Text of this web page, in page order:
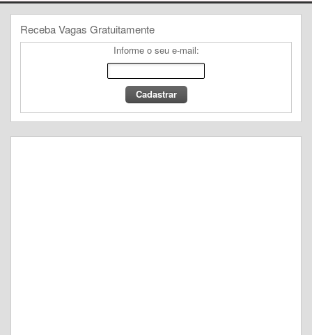
Receba Vagas Gratuitamente
Informe o seu e-mail: